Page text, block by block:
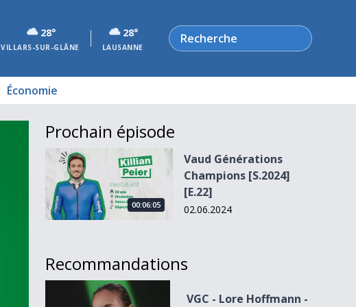
28°
VILLARS-SUR-GLÂNE
28°
LAUSANNE
Rechercher
Économie
Prochain épisode
Vaud Générations Champions [S.2024][E.22]
00:06:05
Vaud Générations
Champions [S.2024]
[E.22]
02.06.2024
Recommandations
VGC - Lore Hoffmann - Le portrait chinois
VGC - Lore Hoffmann -